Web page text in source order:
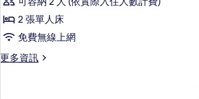
雙
床
房
(Superior
2 張單人床
免費無線上網
更多資訊
更